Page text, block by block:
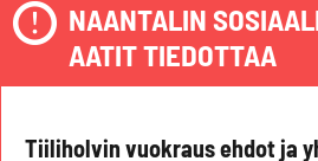
NAANTALIN
AATIT TIEDOTTAA
Tiiliholvin vuokraus ehdot ja